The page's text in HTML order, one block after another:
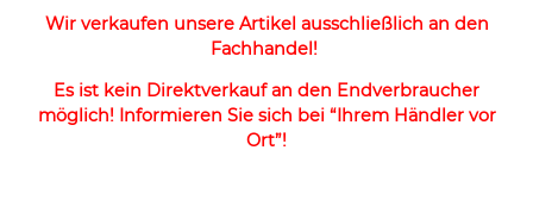
Wir verkaufen unsere Artikel ausschließlich an den
Fachhandel!
Es ist kein Direktverkauf an den Endverbraucher
möglich! Informieren Sie sich bei “Ihrem Händler vor
Ort”!